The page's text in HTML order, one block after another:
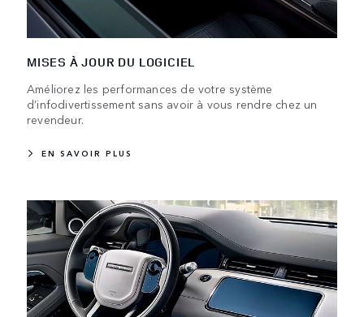
MISES À JOUR DU LOGICIEL
Améliorez les performances de votre système
d’infodivertissement sans avoir à vous rendre chez un
revendeur.
EN SAVOIR PLUS